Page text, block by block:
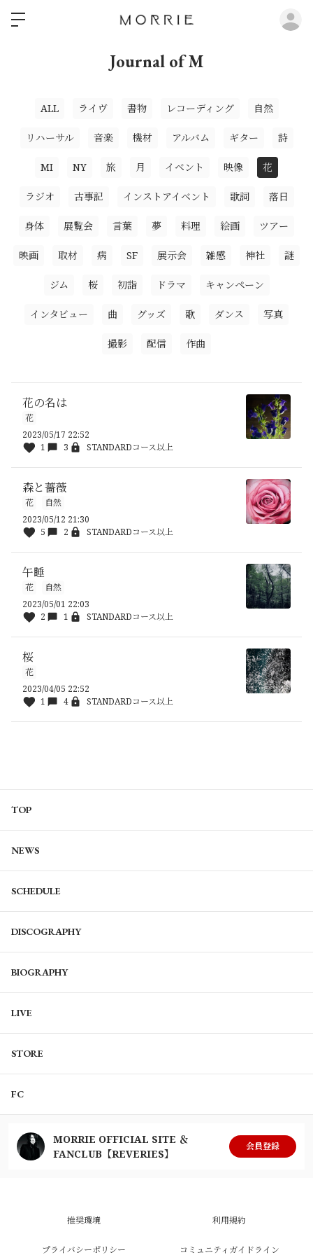
Journal of M
ALL ライヴ 書物 レコーディング 自然
リハーサル 音楽 機材 アルバム ギター 詩
MI NY 旅 月 イベント 映像 花
ラジオ 古事記 インストアイベント 歌詞 落日
身体 展覧会 言葉 夢 料理 絵画 ツアー
映画 取材 病 SF 展示会 雑感 神社 謎
ジム 桜 初詣 ドラマ キャンペーン
インタビュー 曲 グッズ 歌 ダンス 写真
撮影 配信 作曲
花の名は
花
2023/05/17 22:52
1
3 STANDARDコース以上
森と薔薇
花
自然
2023/05/12 21:30
5
2 STANDARDコース以上
午睡
花
自然
2023/05/01 22:03
2
1 STANDARDコース以上
桜
花
2023/04/05 22:52
1
4 STANDARDコース以上
TOP
NEWS
SCHEDULE
DISCOGRAPHY
BIOGRAPHY
LIVE
STORE
FC
MORRIE OFFICIAL SITE ＆
FANCLUB【REVERIES】
会員登録
推奨環境 利用規約
プライバシーポリシー コミュニティガイドライン